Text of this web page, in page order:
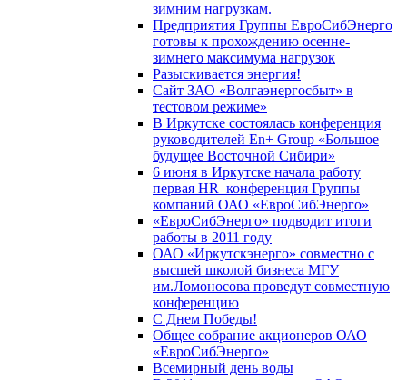
зимним нагрузкам.
Предприятия Группы ЕвроСибЭнерго
готовы к прохождению осенне-
зимнего максимума нагрузок
Разыскивается энергия!
Сайт ЗАО «Волгаэнергосбыт» в
тестовом режиме»
В Иркутске состоялась конференция
руководителей En+ Group «Большое
будущее Восточной Сибири»
6 июня в Иркутске начала работу
первая HR–конференция Группы
компаний ОАО «ЕвроСибЭнерго»
«ЕвроСибЭнерго» подводит итоги
работы в 2011 году
ОАО «Иркутскэнерго» совместно с
высшей школой бизнеса МГУ
им.Ломоносова проведут совместную
конференцию
С Днем Победы!
Общее собрание акционеров ОАО
«ЕвроСибЭнерго»
Всемирный день воды